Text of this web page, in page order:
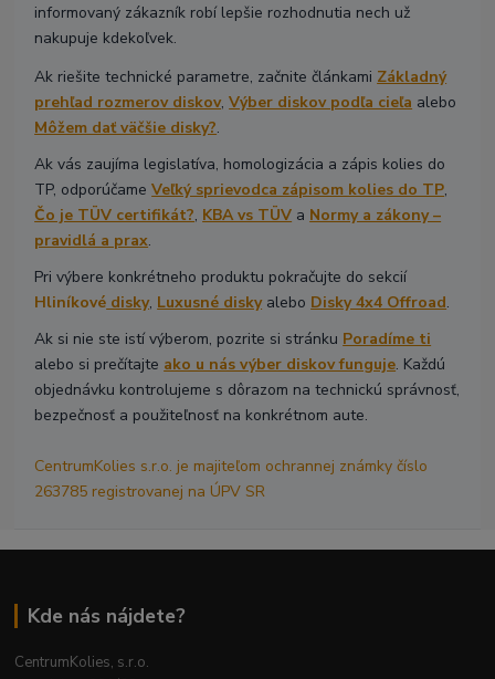
informovaný zákazník robí lepšie rozhodnutia nech už
nakupuje kdekoľvek.
Ak riešite technické parametre, začnite článkami Základný
prehľad rozmerov diskov,Výber diskov podľa cieľa alebo
Môžem dať väčšie disky?.
Ak vás zaujíma legislatíva, homologizácia a zápis kolies do
TP, odporúčameVeľký sprievodca zápisom kolies do TP,
Čo je TÜV certifikát?, KBA vs TÜV a Normy a zákony –
pravidlá a prax.
Pri výbere konkrétneho produktu pokračujte do sekcií
Hliníkové disky, Luxusné diskyalebo Disky 4x4 Offroad.
Ak si nie ste istí výberom, pozrite si stránku Poradíme ti
alebo si prečítajte ako u nás výber diskov funguje. Každú
objednávku kontrolujeme s dôrazom na technickú správnosť,
bezpečnosť a použiteľnosť na konkrétnom aute.
CentrumKolies s.r.o. je majiteľom ochrannej známky číslo
263785 registrovanej na ÚPV SR
Kde nás nájdete?
CentrumKolies, s.r.o.